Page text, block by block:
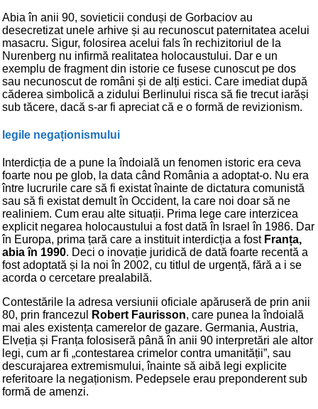
Abia în anii 90, sovieticii conduși de Gorbaciov au
desecretizat unele arhive și au recunoscut paternitatea acelui
masacru. Sigur, folosirea acelui fals în rechizitoriul de la
Nurenberg nu infirmă realitatea holocaustului. Dar e un
exemplu de fragment din istorie ce fusese cunoscut pe dos
sau necunoscut de români și de alți estici. Care imediat după
căderea simbolică a zidului Berlinului risca să fie trecut iarăși
sub tăcere, dacă s-ar fi apreciat că e o formă de revizionism.
legile negaționismului
Interdicția de a pune la îndoială un fenomen istoric era ceva
foarte nou pe glob, la data când România a adoptat-o. Nu era
între lucrurile care să fi existat înainte de dictatura comunistă
sau să fi existat demult în Occident, la care noi doar să ne
realiniem. Cum erau alte situații. Prima lege care interzicea
explicit negarea holocaustului a fost dată în Israel în 1986. Dar
în Europa, prima țară care a instituit interdicția a fost Franța,
abia în 1990. Deci o inovație juridică de dată foarte recentă a
fost adoptată și la noi în 2002, cu titlul de urgență, fără a i se
acorda o cercetare prealabilă.
Contestările la adresa versiunii oficiale apăruseră de prin anii
80, prin francezul
Robert Faurisson, care punea la îndoială
mai ales existența camerelor de gazare. Germania, Austria,
Elveția și Franța folosiseră până în anii 90 interpretări ale altor
legi, cum ar fi „contestarea crimelor contra umanității”, sau
descurajarea extremismului, înainte să aibă legi explicite
referitoare la negaționism. Pedepsele erau preponderent sub
formă de amenzi.